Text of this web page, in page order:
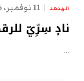
الهدهد 11 نوفمبر، 2025
نادٍ سِرِّيّ
…